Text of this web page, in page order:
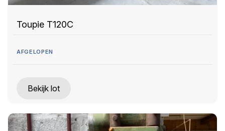
Toupie T120C
AFGELOPEN
Bekijk lot